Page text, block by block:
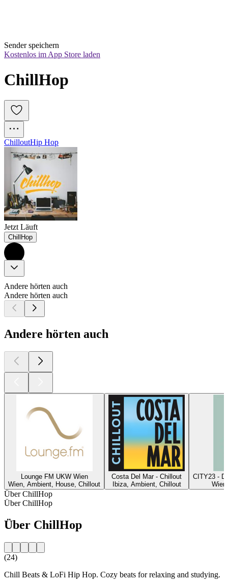
Sender speichern
Kostenlos im App Store laden
ChillHop
ChilloutHip Hop
Jetzt Läuft
ChillHop
Andere hörten auch
Andere hörten auch
Andere hörten auch
Lounge FM UKW Wien
Wien, Ambient, House, Chillout
Costa Del Mar - Chillout
Ibiza, Ambient, Chillout
CITY23 -
Über ChillHop
Über ChillHop
Über ChillHop
(24)
Chill Beats & LoFi Hip Hop. Cozy beats for relaxing and studying.